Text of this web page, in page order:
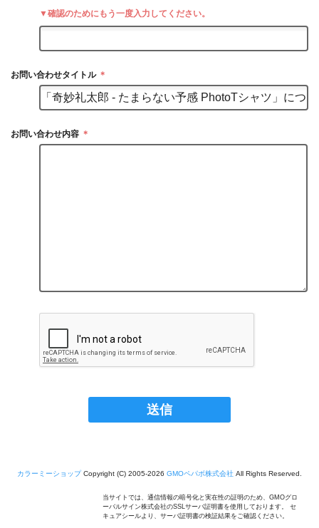
▼確認のためにもう一度入力してください。
お問い合わせタイトル ＊
お問い合わせ内容 ＊
カラーミーショップCopyright (C) 2005-2026 GMOペパボ株式会社 All Rights Reserved.
当サイトでは、通信情報の暗号化と実在性の証明のため、GMOグロ
ーバルサイン株式会社のSSLサーバ証明書を使用しております。 セ
キュアシールより、サーバ証明書の検証結果をご確認ください。